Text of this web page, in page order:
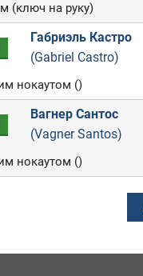
(ключ на руку)
Габриэль Кастро
(Gabriel Castro)
нокаутом ()
Вагнер Сантос
(Vagner Santos)
нокаутом ()